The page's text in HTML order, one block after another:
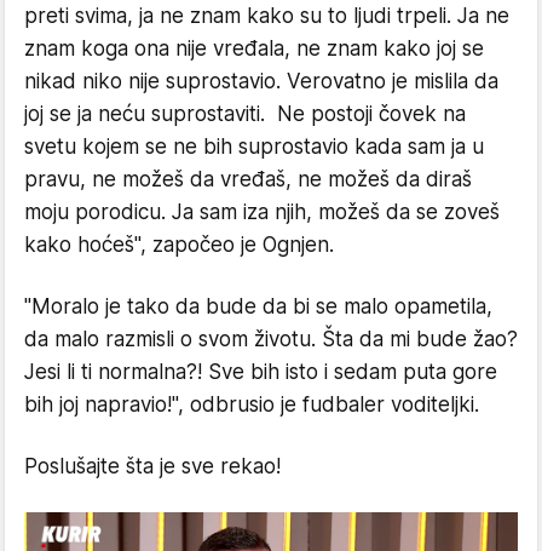
preti svima, ja ne znam kako su to ljudi trpeli. Ja ne
znam koga ona nije vređala, ne znam kako joj se
nikad niko nije suprostavio. Verovatno je mislila da
joj se ja neću suprostaviti. Ne postoji čovek na
svetu kojem se ne bih suprostavio kada sam ja u
pravu, ne možeš da vređaš, ne možeš da diraš
moju porodicu. Ja sam iza njih, možeš da se zoveš
kako hoćeš", započeo je Ognjen.
"Moralo je tako da bude da bi se malo opametila,
da malo razmisli o svom životu. Šta da mi bude žao?
Jesi li ti normalna?! Sve bih isto i sedam puta gore
bih joj napravio!", odbrusio je fudbaler voditeljki.
Poslušajte šta je sve rekao!